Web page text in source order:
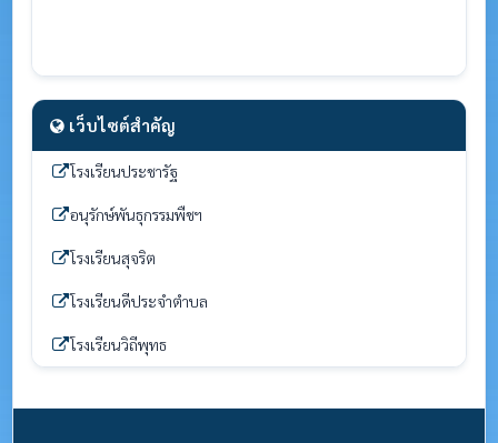
เว็บไซต์สำคัญ
โรงเรียนประชารัฐ
อนุรักษ์พันธุกรรมพืชฯ
โรงเรียนสุจริต
โรงเรียนดีประจำตำบล
โรงเรียนวิถีพุทธ